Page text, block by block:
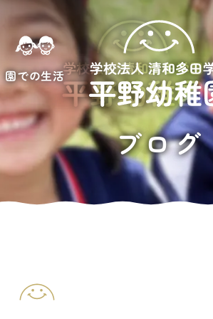
園での生活
ブログ